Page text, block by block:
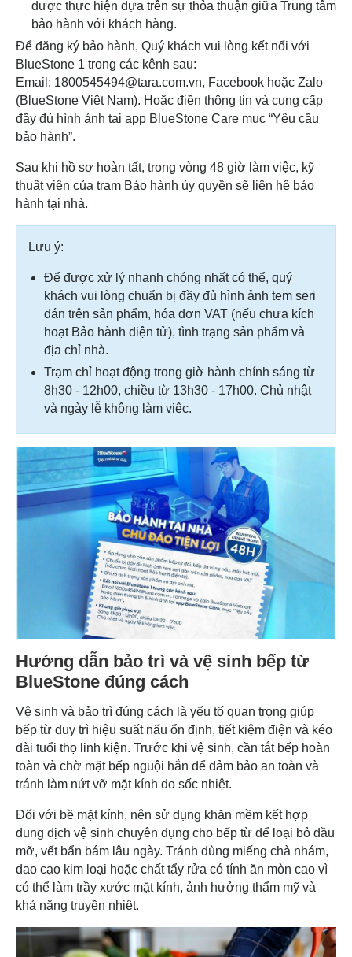
được thực hiện dựa trên sự thỏa thuận giữa Trung tâm
bảo hành với khách hàng.
Để đăng ký bảo hành, Quý khách vui lòng kết nối với
BlueStone 1 trong các kênh sau:
Email: 1800545494@tara.com.vn, Facebook hoặc Zalo
(BlueStone Việt Nam). Hoặc điền thông tin và cung cấp
đầy đủ hình ảnh tại app BlueStone Care mục “Yêu cầu
bảo hành”.
Sau khi hồ sơ hoàn tất, trong vòng 48 giờ làm việc, kỹ
thuật viên của trạm Bảo hành ủy quyền sẽ liên hệ bảo
hành tại nhà.
Lưu ý:
Để được xử lý nhanh chóng nhất có thể, quý
khách vui lòng chuẩn bị đầy đủ hình ảnh tem seri
dán trên sản phẩm, hóa đơn VAT (nếu chưa kích
hoạt Bảo hành điện tử), tình trạng sản phẩm và
địa chỉ nhà.
Trạm chỉ hoạt động trong giờ hành chính sáng từ
8h30 - 12h00, chiều từ 13h30 - 17h00. Chủ nhật
và ngày lễ không làm việc.
Hướng dẫn bảo trì và vệ sinh bếp từ
BlueStone đúng cách
Vệ sinh và bảo trì đúng cách là yếu tố quan trọng giúp
bếp từ duy trì hiệu suất nấu ổn định, tiết kiệm điện và kéo
dài tuổi thọ linh kiện. Trước khi vệ sinh, cần tắt bếp hoàn
toàn và chờ mặt bếp nguội hẳn để đảm bảo an toàn và
tránh làm nứt vỡ mặt kính do sốc nhiệt.
Đối với bề mặt kính, nên sử dụng khăn mềm kết hợp
dung dịch vệ sinh chuyên dụng cho bếp từ để loại bỏ dầu
mỡ, vết bẩn bám lâu ngày. Tránh dùng miếng chà nhám,
dao cạo kim loại hoặc chất tẩy rửa có tính ăn mòn cao vì
có thể làm trầy xước mặt kính, ảnh hưởng thẩm mỹ và
khả năng truyền nhiệt.